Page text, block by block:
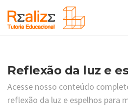
Reflexão da luz e
Acesse nosso conteúdo
reflexão da luz e espelhos para